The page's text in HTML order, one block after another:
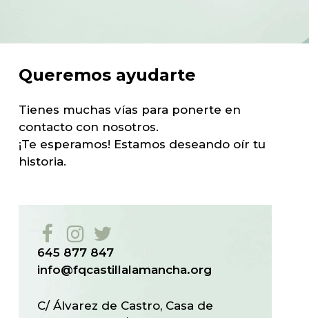
Queremos ayudarte
Tienes muchas vías para ponerte en
contacto con nosotros.
¡Te esperamos! Estamos deseando oír tu
historia.
645 877 847
info@fqcastillalamancha.org
C/ Álvarez de Castro, Casa de